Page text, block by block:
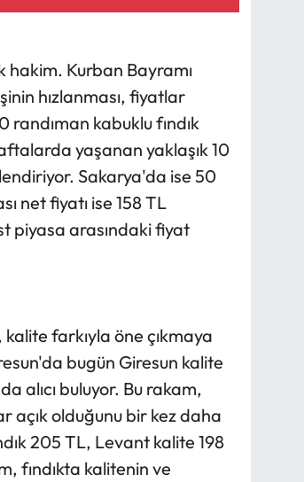
Kurban Bayramı
hızlanması, fiyatlar
kabuklu fındık
yaşanan yaklaşık 10
Sakarya'da ise 50
net fiyatı ise 158 TL
piyasa arasındaki fiyat
farkıyla öne çıkmaya
bugün Giresun kalite
alıcı buluyor. Bu rakam,
açık olduğunu bir kez daha
205 TL, Levant kalite 198
fındıkta kalitenin ve